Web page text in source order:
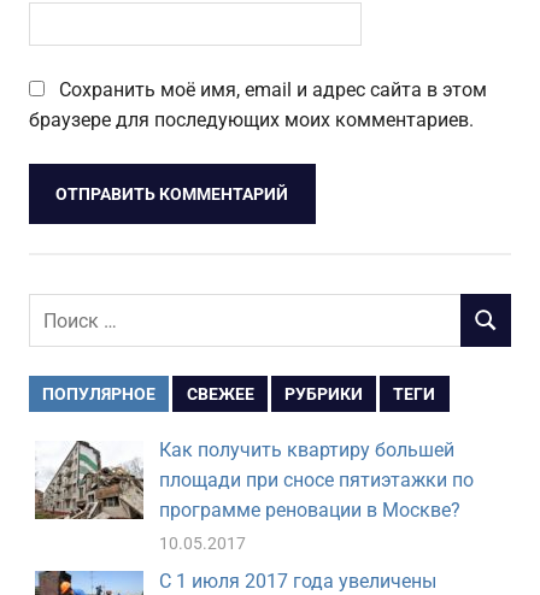
Сохранить моё имя, email и адрес сайта в этом
браузере для последующих моих комментариев.
Поиск
ПОИСК
ПОПУЛЯРНОЕ СВЕЖЕЕ РУБРИКИ ТЕГИ
Как получить квартиру большей
площади при сносе пятиэтажки по
программе реновации в Москве?
10.05.2017
С 1 июля 2017 года увеличены